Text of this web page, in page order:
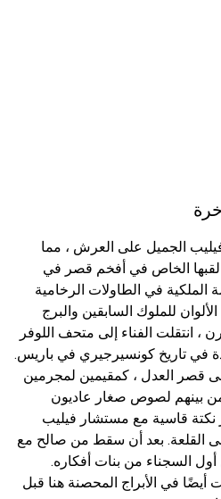
الجميل على العرش ، مما
لقبها الخاص في أفخم قصر في
الملكية في الطاولات الرخامية
للملوك السابقين والبرج
، انتقلت الفناء إلى متحف اللوفر
في تاريخ كونسيرجيري في باريس.
قصر العدل ، كمقيمين لمجرمين
بينهم لصوص صغار عاديون
قاسية مع مستشار فيليب
القلعة. بعد أن سقط من صالح مع
أول السجناء من بنات أفكاره.
أيضًا في الأبراج المحصنة هنا قبل